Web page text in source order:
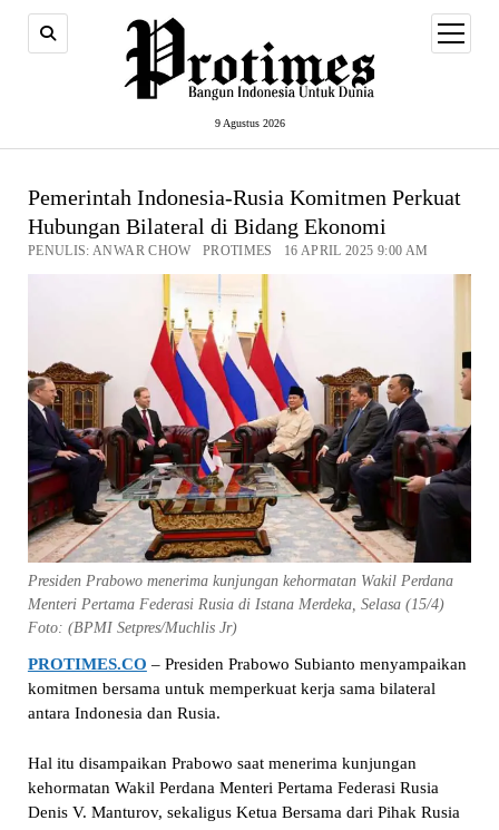
9 Agustus 2026
open
menu
Pemerintah Indonesia-Rusia Komitmen Perkuat
Hubungan Bilateral di Bidang Ekonomi
PENULIS: ANWAR CHOW PROTIMES 16 APRIL 2025 9:00 AM
Presiden Prabowo menerima kunjungan kehormatan Wakil Perdana
Menteri Pertama Federasi Rusia di Istana Merdeka, Selasa (15/4)
Foto: (BPMI Setpres/Muchlis Jr)
PROTIMES.CO – Presiden Prabowo Subianto menyampaikan
komitmen bersama untuk memperkuat kerja sama bilateral
antara Indonesia dan Rusia.
Hal itu disampaikan Prabowo saat menerima kunjungan
kehormatan Wakil Perdana Menteri Pertama Federasi Rusia
Denis V. Manturov, sekaligus Ketua Bersama dari Pihak Rusia